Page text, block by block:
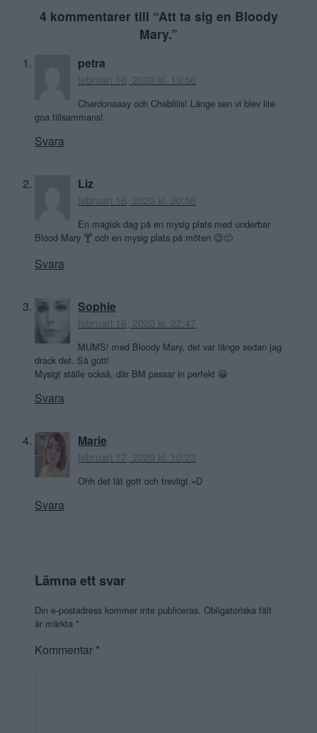
4 kommentarer till “Att ta sig en Bloody
Mary.”
petra
februari 16, 2020 kl. 19:56
Chardonaaay och Chabliiis! Länge sen vi blev lite
goa tillsammans!
Svara
Liz
februari 16, 2020 kl. 20:58
En magisk dag på en mysig plats med underbar
Blood Mary 🍸 och en mysig plats på möten 😉🙂
Svara
Sophie
februari 16, 2020 kl. 22:47
MUMS! med Bloody Mary, det var länge sedan jag
drack det. Så gott!
Mysigt ställe också, där BM passar in perfekt 😀
Svara
Marie
februari 17, 2020 kl. 10:23
Ohh det lät gott och trevligt =D
Svara
Lämna ett svar
Din e-postadress kommer inte publiceras. Obligatoriska fält
är märkta *
Kommentar *